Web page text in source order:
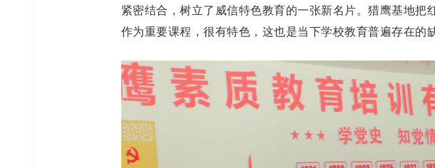
紧密结合，树立了威信特色教育的一张新名片。猎鹰基地把
作为重要课程，很有特色，这也是当下学校教育普遍存在的缺